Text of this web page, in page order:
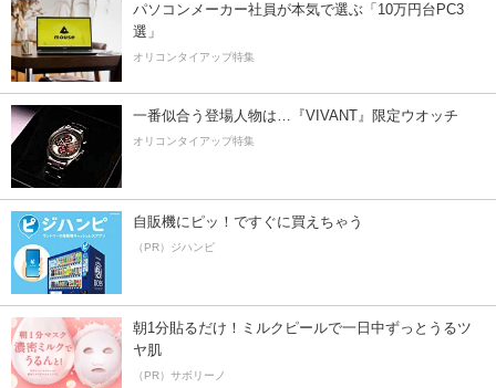
パソコンメーカー社員が本気で選ぶ「10万円台PC3
選」
オリコンタイアップ特集
一番似合う登場人物は…『VIVANT』限定ウオッチ
オリコンタイアップ特集
自販機にピッ！ですぐに買えちゃう
（PR）ジハンピ
朝1分貼るだけ！ミルクピールで一日中ずっとうるツ
ヤ肌
（PR）サボリーノ